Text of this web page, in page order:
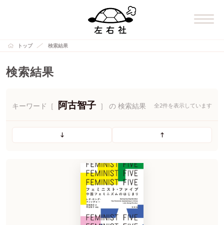
トップ 検索結果
検索結果
キーワード［ 阿古智子 ］ の 検索結果 全2件を表示しています